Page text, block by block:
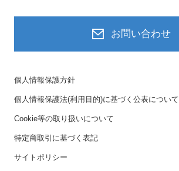
お問い合わせ
個人情報保護方針
個人情報保護法(利用目的)に基づく公表について
Cookie等の取り扱いについて
特定商取引に基づく表記
サイトポリシー